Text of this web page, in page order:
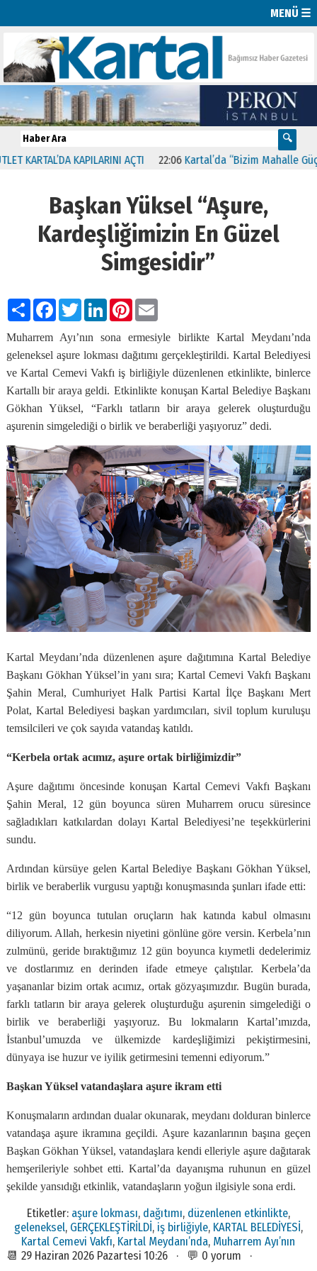
MENÜ ☰
KAPILARINI AÇTI 22:06 Kartal’da “Bizim Mahalle Güçlü
Başkan Yüksel “Aşure,
Kardeşliğimizin En Güzel
Simgesidir”
PaylaşFacebook
TwitterLinkedIn
Pinterest
Email
Muharrem Ayı’nın sona ermesiyle birlikte Kartal Meydanı’nda
geleneksel aşure lokması dağıtımı gerçekleştirildi. Kartal Belediyesi
ve Kartal Cemevi Vakfı iş birliğiyle düzenlenen etkinlikte, binlerce
Kartallı bir araya geldi. Etkinlikte konuşan Kartal Belediye Başkanı
Gökhan Yüksel, “Farklı tatların bir araya gelerek oluşturduğu
aşurenin simgelediği o birlik ve beraberliği yaşıyoruz” dedi.
Kartal Meydanı’nda düzenlenen aşure dağıtımına Kartal Belediye
Başkanı Gökhan Yüksel’in yanı sıra; Kartal Cemevi Vakfı Başkanı
Şahin Meral, Cumhuriyet Halk Partisi Kartal İlçe Başkanı Mert
Polat, Kartal Belediyesi başkan yardımcıları, sivil toplum kuruluşu
temsilcileri ve çok sayıda vatandaş katıldı.
“Kerbela ortak acımız, aşure ortak birliğimizdir”
Aşure dağıtımı öncesinde konuşan Kartal Cemevi Vakfı Başkanı
Şahin Meral, 12 gün boyunca süren Muharrem orucu süresince
sağladıkları katkılardan dolayı Kartal Belediyesi’ne teşekkürlerini
sundu.
Ardından kürsüye gelen Kartal Belediye Başkanı Gökhan Yüksel,
birlik ve beraberlik vurgusu yaptığı konuşmasında şunları ifade etti:
“12 gün boyunca tutulan oruçların hak katında kabul olmasını
diliyorum. Allah, herkesin niyetini gönlüne göre versin. Kerbela’nın
zulmünü, geride bıraktığımız 12 gün boyunca kıymetli dedelerimiz
ve dostlarımız en derinden ifade etmeye çalıştılar. Kerbela’da
yaşananlar bizim ortak acımız, ortak gözyaşımızdır. Bugün burada,
farklı tatların bir araya gelerek oluşturduğu aşurenin simgelediği o
birlik ve beraberliği yaşıyoruz. Bu lokmaların Kartal’ımızda,
İstanbul’umuzda ve ülkemizde kardeşliğimizi pekiştirmesini,
dünyaya ise huzur ve iyilik getirmesini temenni ediyorum.”
Başkan Yüksel vatandaşlara aşure ikram etti
Konuşmaların ardından dualar okunarak, meydanı dolduran binlerce
vatandaşa aşure ikramına geçildi. Aşure kazanlarının başına geçen
Başkan Gökhan Yüksel, vatandaşlara kendi elleriyle aşure dağıtarak
hemşerileriyle sohbet etti. Kartal’da dayanışma ruhunun en güzel
şekilde yansıdığı etkinlik, vatandaşların yoğun ilgisiyle sona erdi.
Etiketler: aşure lokması, dağıtımı, düzenlenen etkinlikte,
geleneksel, GERÇEKLEŞTİRİLDİ, iş birliğiyle, KARTAL BELEDİYESİ,
Kartal Cemevi Vakfı, Kartal Meydanı’nda, Muharrem Ayı’nın
📆 29 Haziran 2026 Pazartesi 10:26 · 💬 0 yorum ·